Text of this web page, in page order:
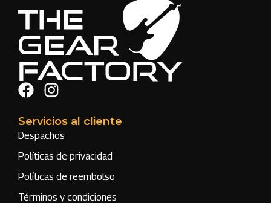
Servicios al cliente
Despachos
Políticas de privacidad
Políticas de reembolso
Términos y condiciones